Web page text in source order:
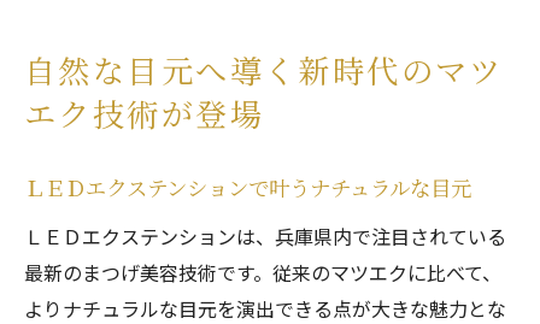
自然な目元へ導く新時代のマツ
エク技術が登場
ＬＥＤエクステンションで叶うナチュラルな目元
ＬＥＤエクステンションは、兵庫県内で注目されている
最新のまつげ美容技術です。従来のマツエクに比べて、
よりナチュラルな目元を演出できる点が大きな魅力とな